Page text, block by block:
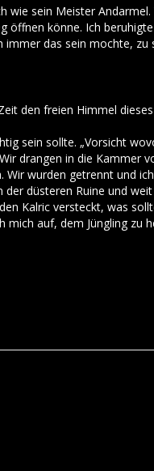
wie sein Meister
öffnen könne. Ich
das sein mochte, zu
den freien Himmel
sein sollte. „Vorsicht
drangen in die Kammer
wurden getrennt und
düsteren Ruine und
Kalric versteckt, was
auf, dem Jüngling zu